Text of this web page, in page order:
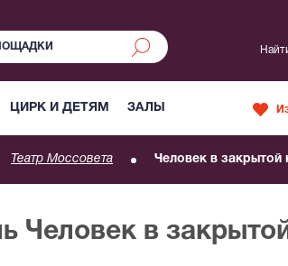
ЦИРК И ДЕТЯМ ЗАЛЫ
Театр Моссовета Человек в закрытой
Человек в